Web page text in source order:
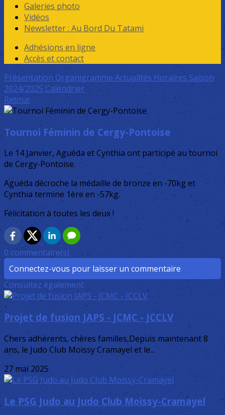
Galeries photo
Vidéos
Newsletter : Au Bord Du Tatami
Adhésions en ligne
Accès et contact
PrésentationOrganigrammeActualités Horaires Saison
2024/2025 Calendrier
Retour
Tournoi Féminin de Cergy-Pontoise
Le 14 Janvier, Aguéda et Cynthia ont participé au tournoi
de Cergy-Pontoise.
Aguéda décroche la médaille de bronze en -70kg et
Cynthia termine 1ère en -57kg.
Félicitation à toutes les deux !
0 commentaire(s)
Connectez-vous pour laisser un commentaire
Consultez également
Projet de fusion JAPS - JCMC - JCCLV
Chers adhérents, chères familles,Depuis maintenant 8
ans, le Judo Club Moissy Cramayel et le...
27 mai 2025
Le PSG Judo au Judo Club Moissy-Cramayel